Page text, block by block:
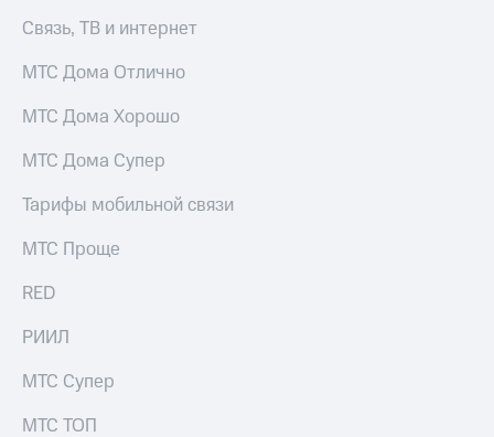
Связь, ТВ и интернет
МТС Дома Отлично
МТС Дома Хорошо
МТС Дома Супер
Тарифы мобильной связи
МТС Проще
RED
РИИЛ
МТС Супер
МТС ТОП